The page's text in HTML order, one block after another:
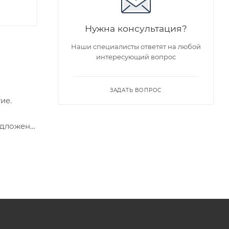
Нужна консультация?
Наши специалисты ответят на любой
интересующий вопрос
ЗАДАТЬ ВОПРОС